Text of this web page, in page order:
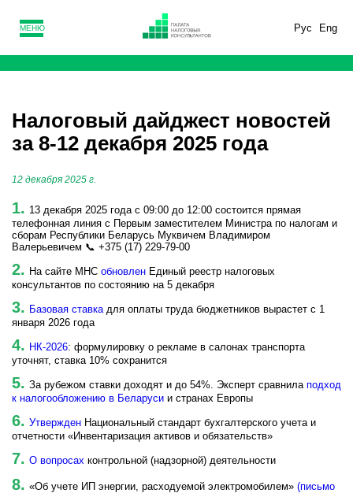
Рус Eng
МЕНЮ
Налоговый дайджест новостей
за 8-12 декабря 2025 года
12 декабря 2025 г.
13 декабря 2025 года с 09:00 до 12:00 состоится прямая
телефонная линия с Первым заместителем Министра по налогам и
сборам Республики Беларусь Муквичем Владимиром
Валерьевичем 📞 +375 (17) 229-79-00
На сайте МНС обновлен Единый реестр налоговых
консультантов по состоянию на 5 декабря
Базовая ставкадля оплаты труда бюджетников вырастет с 1
января 2026 года
НК-2026: формулировку о рекламе в салонах транспорта
уточнят, ставка 10% сохранится
За рубежом ставки доходят и до 54%. Эксперт сравнила подход
к налогообложению в Беларуси и странах Европы
Утвержден Национальный стандарт бухгалтерского учета и
отчетности «Инвентаризация активов и обязательств»
О вопросах контрольной (надзорной) деятельности
«Об учете ИП энергии, расходуемой электромобилем» (письмо